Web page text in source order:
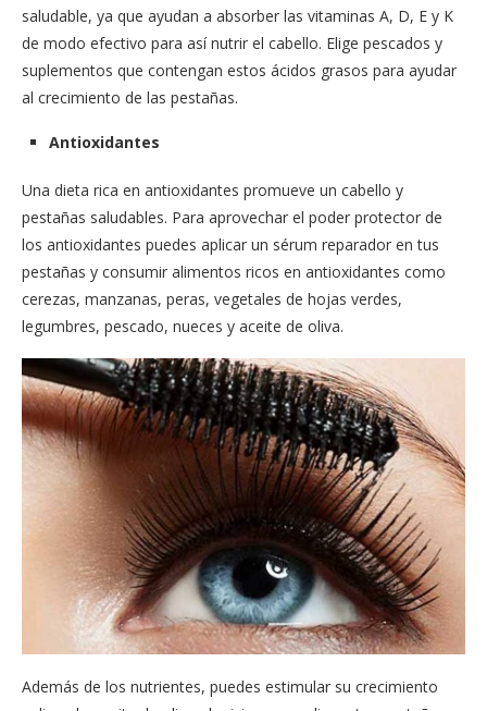
saludable, ya que ayudan a absorber las vitaminas A, D, E y K
de modo efectivo para así nutrir el cabello. Elige pescados y
suplementos que contengan estos ácidos grasos para ayudar
al crecimiento de las pestañas.
Antioxidantes
Una dieta rica en antioxidantes promueve un cabello y
pestañas saludables. Para aprovechar el poder protector de
los antioxidantes puedes aplicar un sérum reparador en tus
pestañas y consumir alimentos ricos en antioxidantes como
cerezas, manzanas, peras, vegetales de hojas verdes,
legumbres, pescado, nueces y aceite de oliva.
Además de los nutrientes, puedes estimular su crecimiento